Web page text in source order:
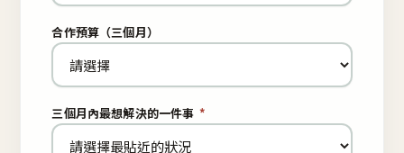
合作預算（三個月）
三個月內最想解決的一件事 *